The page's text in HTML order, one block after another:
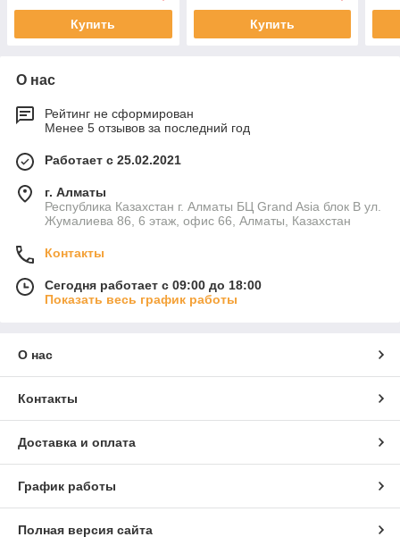
Купить Купить
О нас
Рейтинг не сформирован
Менее 5 отзывов за последний год
Работает с 25.02.2021
г. Алматы
Республика Казахстан г. Алматы БЦ Grand Asia блок B ул.
Жумалиева 86, 6 этаж, офис 66, Алматы, Казахстан
Контакты
Сегодня работает с 09:00 до 18:00
Показать весь график работы
О нас
Контакты
Доставка и оплата
График работы
Полная версия сайта